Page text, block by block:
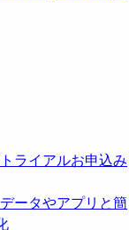
ライアルお申込み
データやアプリと簡